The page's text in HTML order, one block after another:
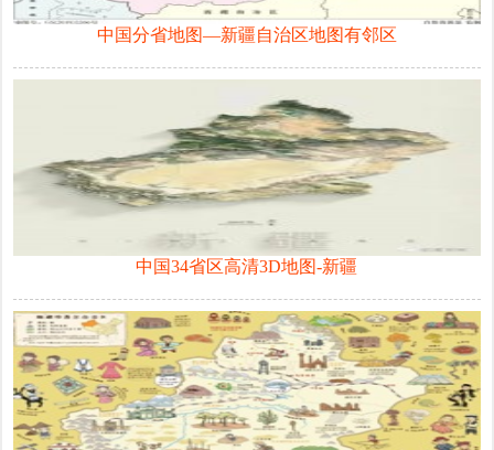
中国分省地图—新疆自治区地图有邻区
中国34省区高清3D地图-新疆